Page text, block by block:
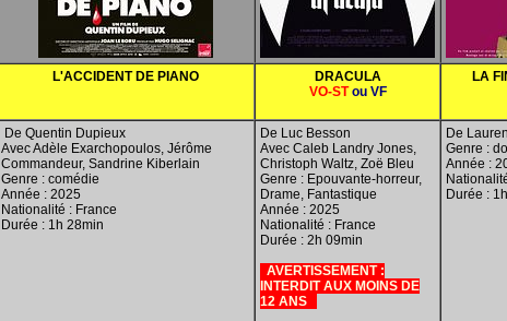
L'ACCIDENT DE PIANO
DRACULA
VO-STou VF
LA
De Quentin Dupieux
Avec Adèle Exarchopoulos, Jérôme
Commandeur, Sandrine Kiberlain
Genre : comédie
Année : 2025
Nationalité : France
Durée : 1h 28min
De Luc Besson
Avec Caleb Landry Jones,
Christoph Waltz, Zoë Bleu
Genre : Epouvante-horreur,
Drame, Fantastique
Année : 2025
Nationalité : France
Durée : 2h 09min
AVERTISSEMENT :
INTERDIT AUX MOINS DE
12 ANS
De
Genre :
Année :
Durée :